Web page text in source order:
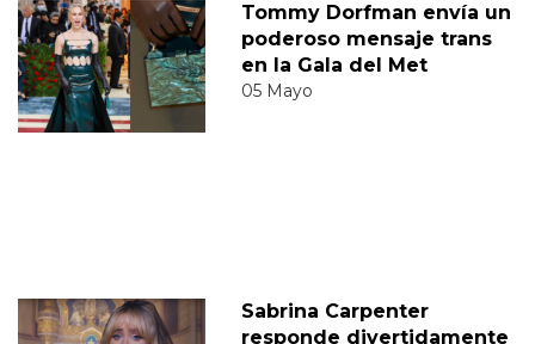
Tommy Dorfman envía un
poderoso mensaje trans
en la Gala del Met
05 Mayo
Sabrina Carpenter
responde divertidamente